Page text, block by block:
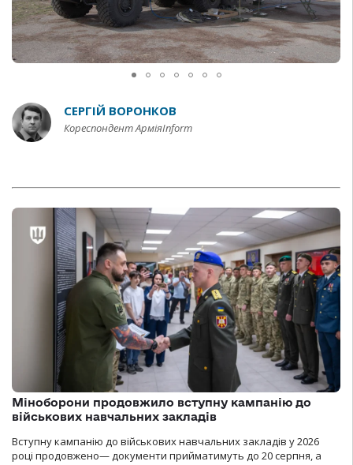
СЕРГІЙ ВОРОНКОВ
Кореспондент АрміяInform
Міноборони продовжило вступну кампанію до
військових навчальних закладів
Вступну кампанію до військових навчальних закладів у 2026
році продовжено— документи прийматимуть до 20 серпня, а